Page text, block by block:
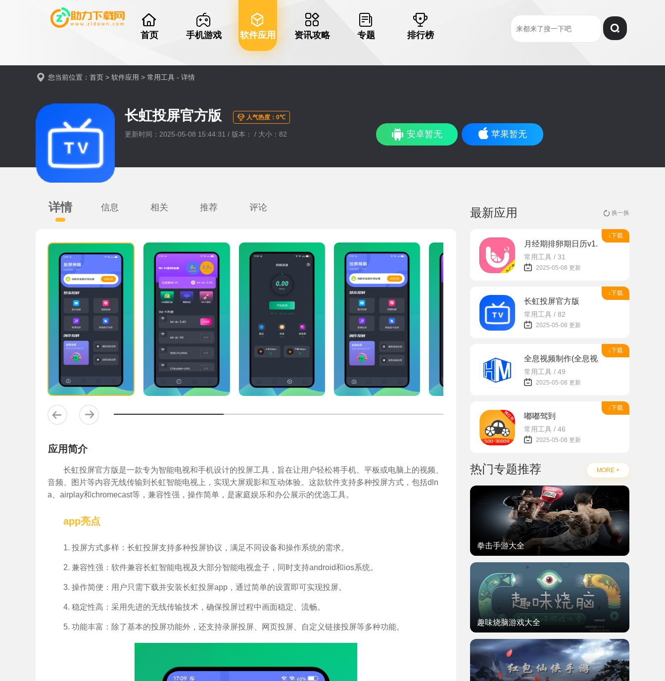
首页 手机游戏 软件应用 资讯攻略 专题 排行榜
您当前位置： 首页 > 软件应用 > 常用工具 - 详情
长虹投屏官方版 人气热度：0℃
更新时间：2025-05-08 15:44:31 / 版本： / 大小：82 安卓暂无 苹果暂无
详情 信息 相关 推荐 评论
应用简介
长虹投屏官方版是一款专为智能电视和手机设计的投屏工具，旨在让用户轻松将手机、平板或电脑上的视频、
音频、图片等内容无线传输到长虹智能电视上，实现大屏观影和互动体验。这款软件支持多种投屏方式，包括dln
a、airplay和chromecast等，兼容性强，操作简单，是家庭娱乐和办公展示的优选工具。
app亮点
1. 投屏方式多样：长虹投屏支持多种投屏协议，满足不同设备和操作系统的需求。
2. 兼容性强：软件兼容长虹智能电视及大部分智能电视盒子，同时支持android和ios系统。
3. 操作简便：用户只需下载并安装长虹投屏app，通过简单的设置即可实现投屏。
4. 稳定性高：采用先进的无线传输技术，确保投屏过程中画面稳定、流畅。
5. 功能丰富：除了基本的投屏功能外，还支持录屏投屏、网页投屏、自定义链接投屏等多种功能。
最新应用 换一换
↓下载
月经期排卵期日历v1.1.6手机安卓版
常用工具 / 31
2025-05-08 更新
↓下载
长虹投屏官方版
常用工具 / 82
2025-05-08 更新
↓下载
全息视频制作(全息视频自定义)V1.0.2
常用工具 / 49
2025-05-08 更新
↓下载
嘟嘟驾到
常用工具 / 46
2025-05-08 更新
热门专题推荐 MORE +
拳击手游大全
趣味烧脑游戏大全